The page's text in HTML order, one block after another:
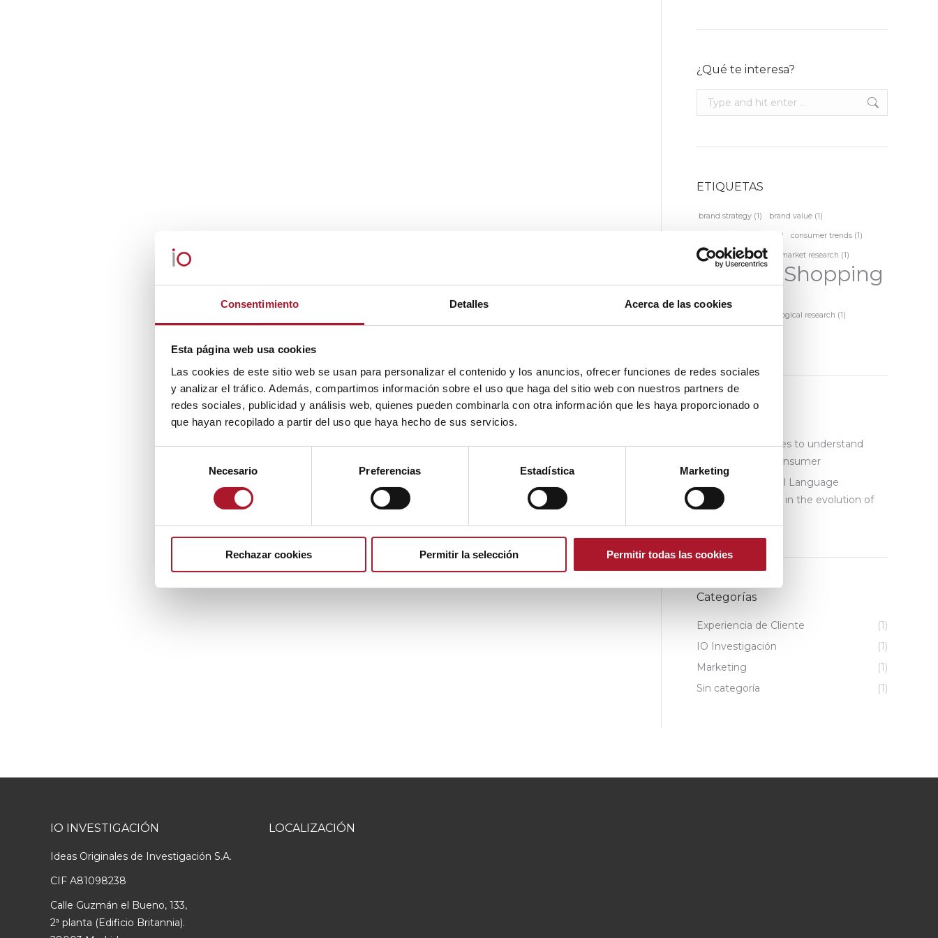
Consentimiento Detalles Acerca de las cookies
Esta página web usa cookies
Las cookies de este sitio web se usan para personalizar el contenido y los anuncios, ofrecer funciones de redes sociales
y analizar el tráfico. Además, compartimos información sobre el uso que haga del sitio web con nuestros partners de
redes sociales, publicidad y análisis web, quienes pueden combinarla con otra información que les haya proporcionado o
que hayan recopilado a partir del uso que haya hecho de sus servicios.
consentimiento
Necesario Preferencias Estadística Marketing
Rechazar cookies Permitir la selección Permitir todas las cookies
¿Qué te interesa?
Search:
ETIQUETAS
brand strategy (1) brand value (1)
(1) consumer trends (1)
feedback analysis(1) market research (1)
Mystery Shopping
(5)
sociological research (1)
Recent Posts
Sociological studies to understand
trends and the consumer
The role of Natural Language
Processing (NLP) in the evolution of
Categorías
Experiencia de Cliente
(1)
IO Investigación
(1)
Marketing
(1)
Sin categoría
(1)
IO INVESTIGACIÓN
Ideas Originales de Investigación S.A.
CIF A81098238
Calle Guzmán el Bueno, 133,
2ª planta (Edificio Britannia).
LOCALIZACIÓN